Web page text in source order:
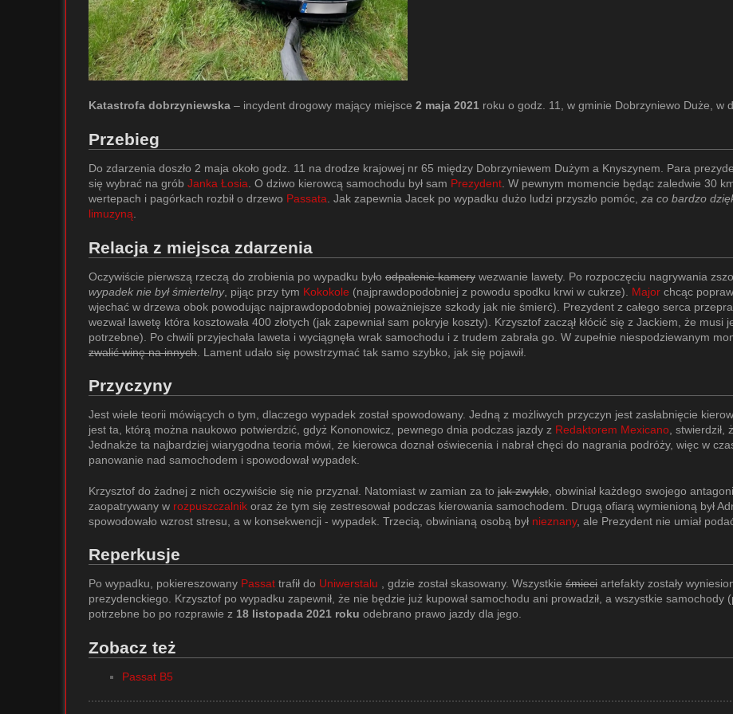
Katastrofa dobrzyniewska – incydent drogowy mający miejsce 2 maja 2021 roku o godz. 11, w gminie Dobrzyniewo Duże, w
Przebieg
Do zdarzenia doszło 2 maja około godz. 11 na drodze krajowej nr 65 między Dobrzyniewem Dużym a Knyszynem. Para
się wybrać na grób Janka Łosia . O dziwo kierowcą samochodu był sam Prezydent . W pewnym momencie będąc zaledwie 30
wertepach i pagórkach rozbił o drzewo Passata . Jak zapewnia Jacek po wypadku dużo ludzi przyszło pomóc, za co bardzo
limuzyną
Relacja z miejsca zdarzenia
Oczywiście pierwszą rzeczą do zrobienia po wypadku było odpalenie kamery wezwanie lawety. Po rozpoczęciu nagrywania
wypadek nie był śmiertelny, pijąc przy tym Kokokole (najprawdopodobniej z powodu spodku krwi w cukrze). Major chcąc
wjechać w drzewa obok powodując najprawdopodobniej poważniejsze szkody jak nie śmierć). Prezydent z całego serca
wezwał lawetę która kosztowała 400 złotych (jak zapewniał sam pokryje koszty). Krzysztof zaczął kłócić się z Jackiem, że
potrzebne). Po chwili przyjechała laweta i wyciągnęła wrak samochodu i z trudem zabrała go. W zupełnie niespodziewanym
zwalić winę na innych . Lament udało się powstrzymać tak samo szybko, jak się pojawił.
Przyczyny
Jest wiele teorii mówiących o tym, dlaczego wypadek został spowodowany. Jedną z możliwych przyczyn jest zasłabnięcie
jest ta, którą można naukowo potwierdzić, gdyż Kononowicz, pewnego dnia podczas jazdy z Redaktorem Mexicano ,
Jednakże ta najbardziej wiarygodna teoria mówi, że kierowca doznał oświecenia i nabrał chęci do nagrania podróży, więc w
panowanie nad samochodem i spowodował wypadek.
Krzysztof do żadnej z nich oczywiście się nie przyznał. Natomiast w zamian za to jak zwykle , obwiniał każdego swojego
zaopatrywany w rozpuszczalnik oraz że tym się zestresował podczas kierowania samochodem. Drugą ofiarą wymienioną był
spowodowało wzrost stresu, a w konsekwencji - wypadek. Trzecią, obwinianą osobą był nieznany, ale Prezydent nie umiał
Reperkusje
Po wypadku, pokiereszowany Passat trafił do Uniwerstalu , gdzie został skasowany. Wszystkie śmieci artefakty zostały
prezydenckiego. Krzysztof po wypadku zapewnił, że nie będzie już kupował samochodu ani prowadził, a wszystkie samochody
potrzebne bo po rozprawie z 18 listopada 2021 roku odebrano prawo jazdy dla jego.
Zobacz też
Passat B5